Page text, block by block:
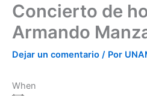
Concierto de
Armando
Dejar un comentario / Por
When